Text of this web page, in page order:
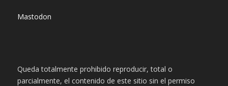
Mastodon
Queda totalmente prohibido reproducir, total o
parcialmente, el contenido de este sitio sin el permiso